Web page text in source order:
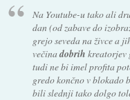
Na Youtube-u tako ali
dan (od zabave do
grejo seveda na živce a
večinadobrih kreatorjev
tudi ne bi imel profita
gredo končno v blokado
bili slednji tako dolgo